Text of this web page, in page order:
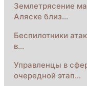
Землетрясение
Аляске близ…
Беспилотники
в…
Управленцы в
очередной этап…